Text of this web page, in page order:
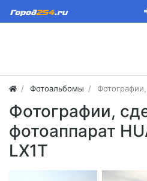
Фотоальбомы
Фотографии,
фотоаппарат
LX1T